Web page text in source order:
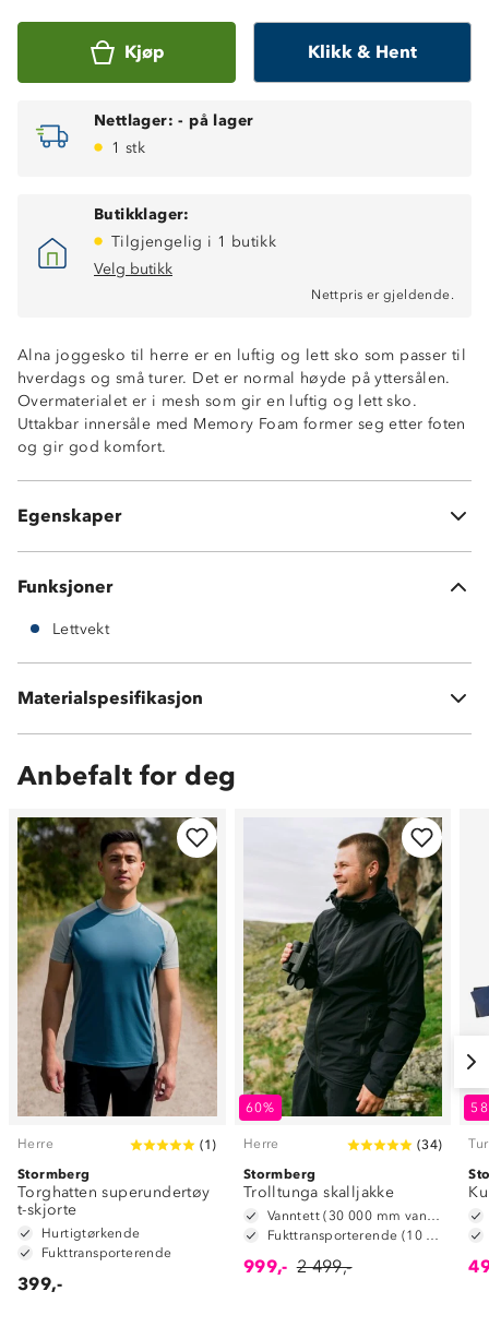
Kjøp Klikk & Hent
Nettlager: - på lager
1 stk
Butikklager:
Tilgjengelig i 1 butikk
Velg butikk
Nettpris er gjeldende.
Alna joggesko til herre er en luftig og lett sko som passer til
hverdags og små turer. Det er normal høyde på yttersålen.
Overmaterialet er i mesh som gir en luftig og lett sko.
Uttakbar innersåle med Memory Foam former seg etter foten
og gir god komfort.
Egenskaper
Uttakbar Memory Foam-innersåle
Funksjoner
Lettvekt
Materialspesifikasjon
Tåler ikke maskinvask
Anbefalt for deg
Herre (1 )
Stormberg
Torghatten superundertøy
t-skjorte
Hurtigtørkende
Fukttransporterende
399,-
60%
Herre (34)
Stormberg
Trolltunga skalljakke
999,- 2 499,-